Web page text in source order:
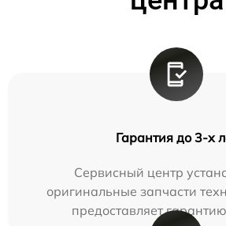
Гарантия до 3-х
Сервисный центр
оригинальные запчасти
предоставляет